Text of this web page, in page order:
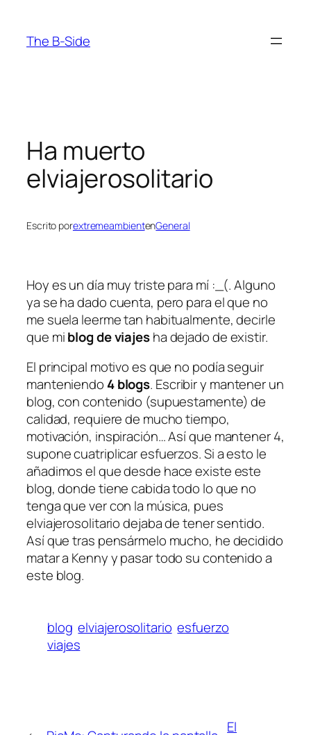
contenido
The B-Side
Ha muerto
elviajerosolitario
Escrito porextremeambientenGeneral
Hoy es un día muy triste para mí :_(. Alguno
ya se ha dado cuenta, pero para el que no
me suela leerme tan habitualmente, decirle
que miblog de viajesha dejado de existir.
El principal motivo es que no podía seguir
manteniendo 4 blogs. Escribir y mantener un
blog, con contenido (supuestamente) de
calidad, requiere de mucho tiempo,
motivación, inspiración… Así que mantener 4,
supone cuatriplicar esfuerzos. Si a esto le
añadimos el que desde hace existe este
blog, donde tiene cabida todo lo que no
tenga que ver con la música, pues
elviajerosolitario dejaba de tener sentido.
Así que tras pensármelo mucho, he decidido
matar a Kenny y pasar todo su contenido a
este blog.
blog elviajerosolitario esfuerzo
viajes
El